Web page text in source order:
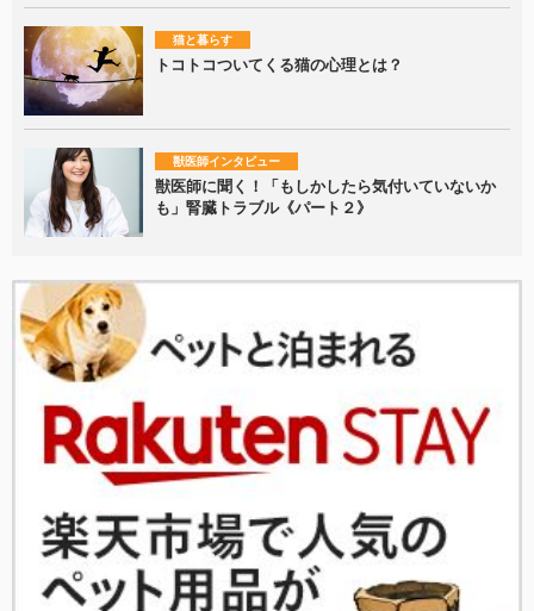
猫と暮らす
トコトコついてくる猫の心理とは？
獣医師インタビュー
獣医師に聞く！「もしかしたら気付いていないか
も」腎臓トラブル《パート２》